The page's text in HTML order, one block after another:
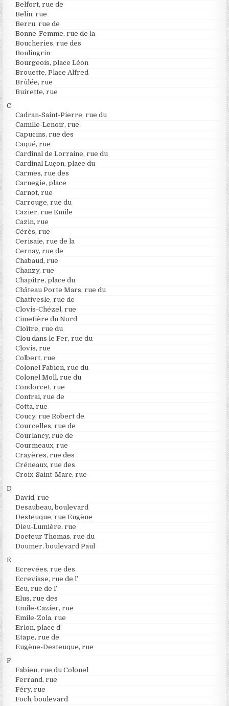
Belfort, rue de
Belin, rue
Berru, rue de
Bonne-Femme, rue de la
Boucheries, rue des
Boulingrin
Bourgeois, place Léon
Brouette, Place Alfred
Brûlée, rue
Buirette, rue
C
Cadran-Saint-Pierre, rue du
Camille-Lenoir, rue
Capucins, rue des
Caqué, rue
Cardinal de Lorraine, rue du
Cardinal Luçon, place du
Carmes, rue des
Carnegie, place
Carnot, rue
Carrouge, rue du
Cazier, rue Emile
Cazin, rue
Cérès, rue
Cerisaie, rue de la
Cernay, rue de
Chabaud, rue
Chanzy, rue
Chapitre, place du
Château Porte Mars, rue du
Chativesle, rue de
Clovis-Chézel, rue
Cimetière du Nord
Cloître, rue du
Clou dans le Fer, rue du
Clovis, rue
Colbert, rue
Colonel Fabien, rue du
Colonel Moll, rue du
Condorcet, rue
Contrai, rue de
Cotta, rue
Coucy, rue Robert de
Courcelles, rue de
Courlancy, rue de
Courmeaux, rue
Crayères, rue des
Créneaux, rue des
Croix-Saint-Marc, rue
D
David, rue
Desaubeau, boulevard
Desteuque, rue Eugène
Dieu-Lumière, rue
Docteur Thomas, rue du
Doumer, boulevard Paul
E
Ecrevées, rue des
Ecrevisse, rue de l’
Ecu, rue de l’
Elus, rue des
Emile-Cazier, rue
Emile-Zola, rue
Erlon, place d’
Etape, rue de
Eugène-Desteuque, rue
F
Fabien, rue du Colonel
Ferrand, rue
Féry, rue
Foch, boulevard